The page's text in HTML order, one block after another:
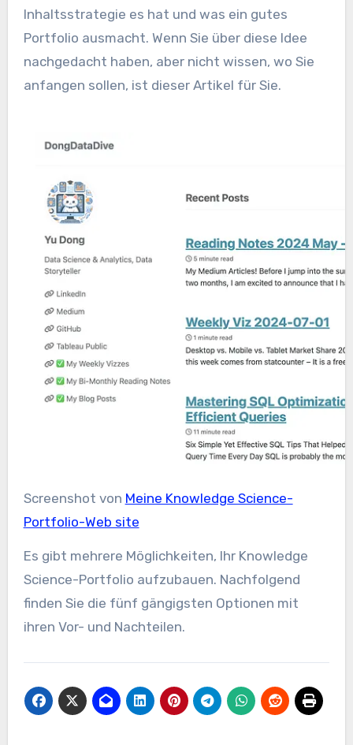
Inhaltsstrategie es hat und was ein gutes
Portfolio ausmacht. Wenn Sie über diese Idee
nachgedacht haben, aber nicht wissen, wo Sie
anfangen sollen, ist dieser Artikel für Sie.
Screenshot von Meine Knowledge Science-
Portfolio-Web site
Es gibt mehrere Möglichkeiten, Ihr Knowledge
Science-Portfolio aufzubauen. Nachfolgend
finden Sie die fünf gängigsten Optionen mit
ihren Vor- und Nachteilen.